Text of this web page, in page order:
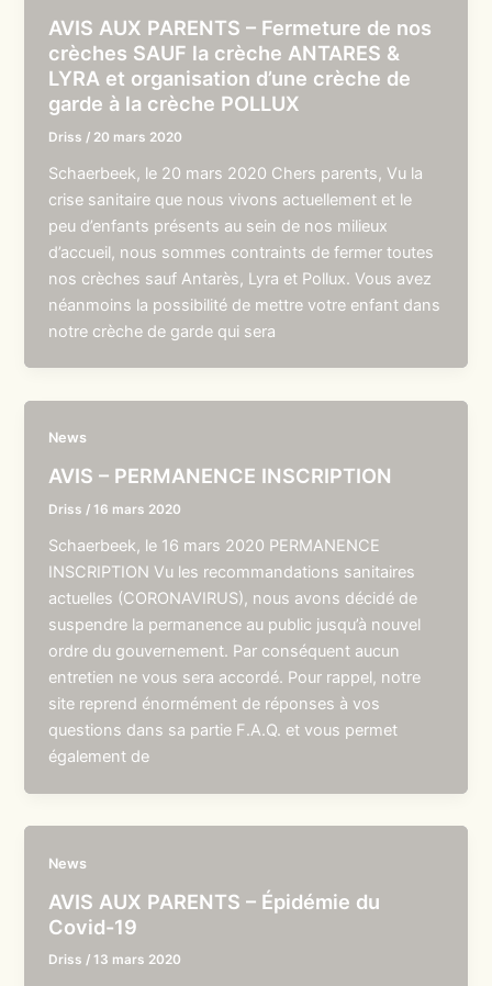
AVIS AUX PARENTS – Fermeture de nos
crèches SAUF la crèche ANTARES &
LYRA et organisation d’une crèche de
garde à la crèche POLLUX
Driss / 20 mars 2020
Schaerbeek, le 20 mars 2020 Chers parents, Vu la
crise sanitaire que nous vivons actuellement et le
peu d’enfants présents au sein de nos milieux
d’accueil, nous sommes contraints de fermer toutes
nos crèches sauf Antarès, Lyra et Pollux. Vous avez
néanmoins la possibilité de mettre votre enfant dans
notre crèche de garde qui sera
News
AVIS – PERMANENCE INSCRIPTION
Driss /16 mars 2020
Schaerbeek, le 16 mars 2020 PERMANENCE
INSCRIPTION Vu les recommandations sanitaires
actuelles (CORONAVIRUS), nous avons décidé de
suspendre la permanence au public jusqu’à nouvel
ordre du gouvernement. Par conséquent aucun
entretien ne vous sera accordé. Pour rappel, notre
site reprend énormément de réponses à vos
questions dans sa partie F.A.Q. et vous permet
également de
News
AVIS AUX PARENTS – Épidémie du
Covid-19
Driss /13 mars 2020